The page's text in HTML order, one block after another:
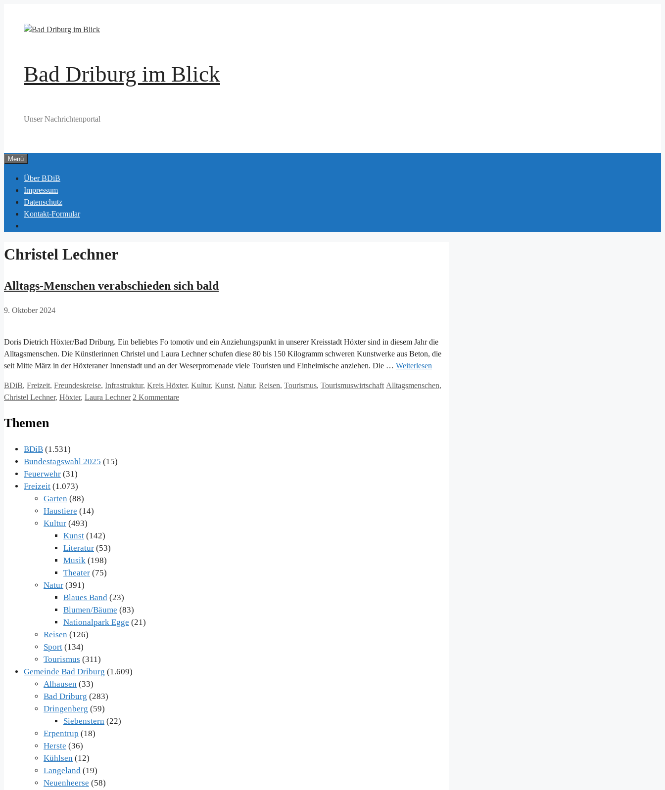
springen
Bad Driburg im Blick
Unser Nachrichtenportal
Menü
Über BDiB
Impressum
Datenschutz
Kontakt-Formular
Christel Lechner
Alltags-Menschen verabschieden sich bald
9. Oktober 2024
Doris Dietrich Höxter/Bad Driburg. Ein beliebtes Fo tomotiv und ein Anziehungspunkt in unserer Kreisstadt Höxter sind in diesem Jahr die
Alltagsmenschen. Die Künstlerinnen Christel und Laura Lechner schufen diese 80 bis 150 Kilogramm schweren Kunstwerke aus Beton, die
seit Mitte März in der Höxteraner Innenstadt und an der Weserpromenade viele Touristen und Einheimische anziehen. Die … Weiterlesen
Kategorien
BDiB, Freizeit, Freundeskreise, Infrastruktur, Kreis Höxter, Kultur, Kunst, Natur, Reisen, Tourismus, Tourismuswirtschaft Schlagwörter
Alltagsmenschen,
Christel Lechner, Höxter, Laura Lechner 2 Kommentare
Themen
BDiB (1.531)
Bundestagswahl 2025 (15)
Feuerwehr (31)
Freizeit (1.073)
Garten (88)
Haustiere (14)
Kultur (493)
Kunst (142)
Literatur (53)
Musik (198)
Theater (75)
Natur (391)
Blaues Band (23)
Blumen/Bäume (83)
Nationalpark Egge (21)
Reisen (126)
Sport (134)
Tourismus (311)
Gemeinde Bad Driburg (1.609)
Alhausen (33)
Bad Driburg (283)
Dringenberg (59)
Siebenstern (22)
Erpentrup (18)
Herste (36)
Kühlsen (12)
Langeland (19)
Neuenheerse (58)